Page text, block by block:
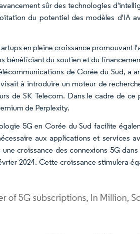
sûr des technologies
du potentiel des modèles d'IA
en pleine croissance
bénéficiant du soutien et du
de Corée du Sud, a
à introduire un moteur de
de SK Telecom. Dans le cadre de
de Perplexity.
5G en Corée du Sud facilite
aux applications et services
croissance des connexions 5G
2024. Cette croissance stimulera